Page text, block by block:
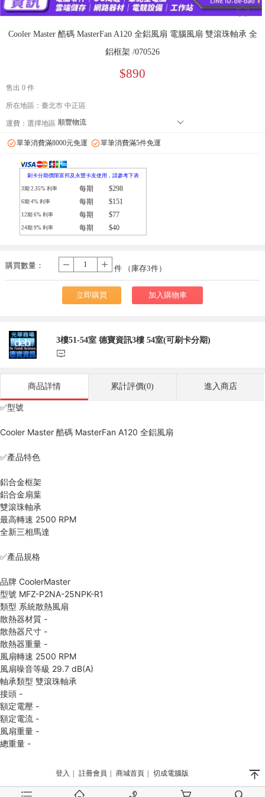
󰄔
Cooler Master 酷碼 MasterFan A120 全鋁風扇 電腦風扇 雙滾珠軸承 全
鋁框架 /070526
$890
售出 0 件
所在地區：臺北市 中正區
運費： 選擇地區 順豐物流 󰄘
郵局
單筆消費滿8000元免運 單筆消費滿5件免運
刷卡分期價限富邦及永豐卡友使用，請參考下表
3期 2.35% 利率 每期 $298
6期 4% 利率 每期 $151
12期 6% 利率 每期 $77
24期 9% 利率 每期 $40
購買數量：
- 件 （庫存3件）
立即購買 加入購物車
3樓51-54室 德寶資訊3樓 54室(可刷卡分期)
󰃨
商品詳情 累計評價(0) 進入商店
✅型號
Cooler Master 酷碼 MasterFan A120 全鋁風扇
✅產品特色
鋁合金框架
鋁合金扇葉
雙滾珠軸承
最高轉速 2500 RPM
全新三相馬達
✅產品規格
品牌 CoolerMaster
型號 MFZ-P2NA-25NPK-R1
類型 系統散熱風扇
散熱器材質 -
散熱器尺寸 -
散熱器重量 -
風扇轉速 2500 RPM
風扇噪音等級 29.7 dB(A)
軸承類型 雙滾珠軸承
接頭 -
額定電壓 -
額定電流 -
風扇重量 -
總重量 -
登入 註冊會員 商城首頁 切成電腦版 󰄬